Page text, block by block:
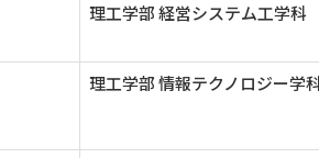
理工学部 経営システム工学科
理工学部 情報テクノロジー学